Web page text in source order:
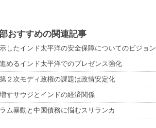
おすすめの関連記事
したインド太平洋の安全保障についてのビジョン
めるインド太平洋でのプレゼンス強化
２次モディ政権の課題は政情安定化
すサウジとインドの経済関係
ム暴動と中国債務に悩むスリランカ